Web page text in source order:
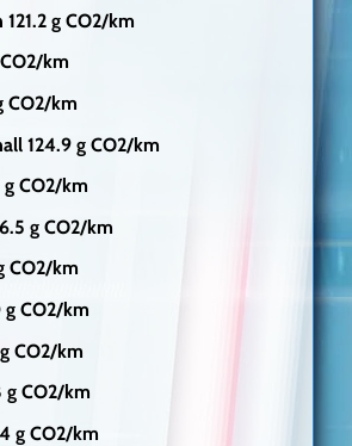
g CO2/km
km
CO2/km
124.9 g CO2/km
g CO2/km
g CO2/km
CO2/km
g CO2/km
CO2/km
g CO2/km
g CO2/km